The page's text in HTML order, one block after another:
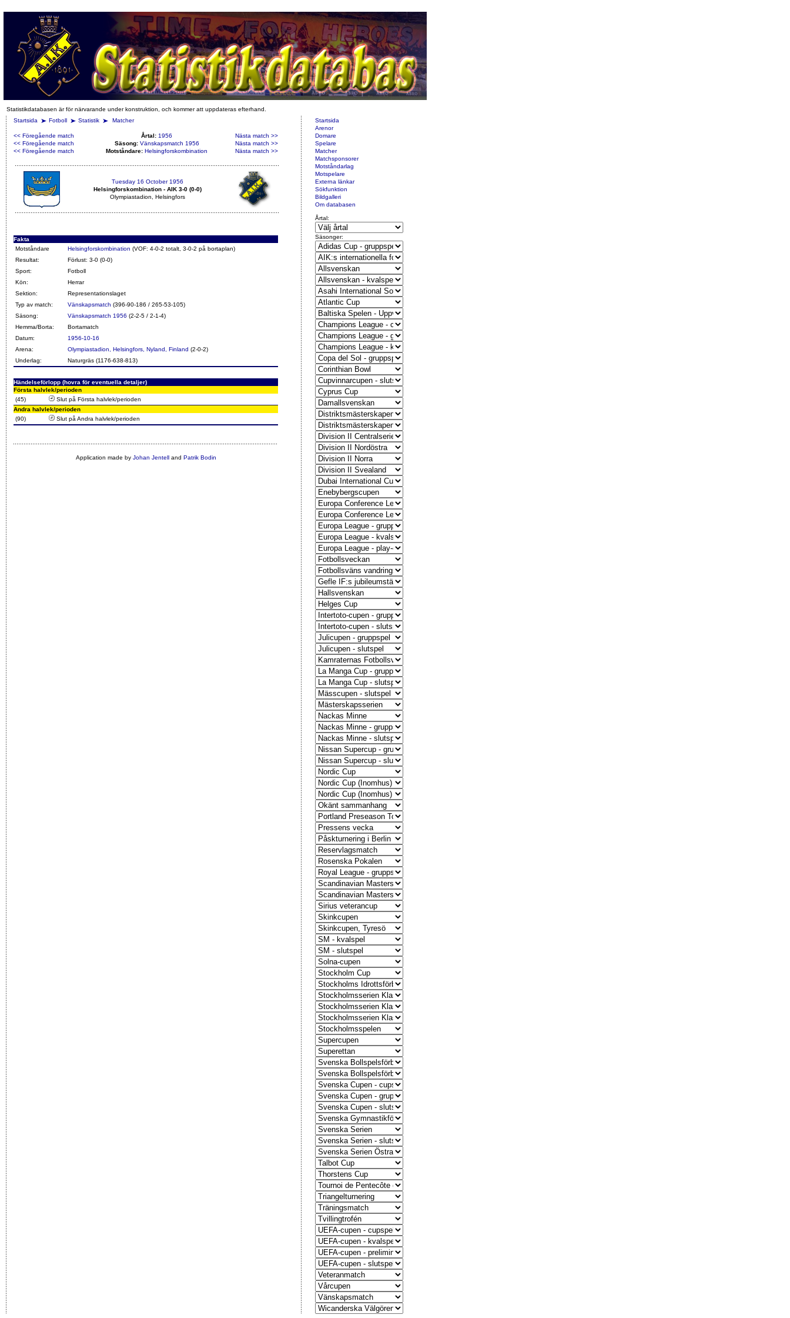
Statistikdatabasen är för närvarande under konstruktion, och kommer att uppdateras efterhand.
Startsida
Fotboll Statistik Matcher
<< Föregående match Årtal: 1956
Nästa match >>
<< Föregående match
Säsong: Vänskapsmatch 1956
Nästa match >>
<< Föregående match
Motståndare: Helsingforskombination Nästa match >>
Tuesday 16 October 1956
Helsingforskombination - AIK 3-0 (0-0)
Olympiastadion, Helsingfors
Fakta
Motståndare
Helsingforskombination (VOF: 4-0-2 totalt, 3-0-2 på bortaplan)
Resultat:
Förlust: 3-0 (0-0)
Sport:
Fotboll
Kön:
Herrar
Sektion:
Representationslaget
Typ av match:
Vänskapsmatch (396-90-186 / 265-53-105)
Säsong:
Vänskapsmatch 1956 (2-2-5 / 2-1-4)
Hemma/Borta:
Bortamatch
Datum:
1956-10-16
Arena:
Olympiastadion, Helsingfors, Nyland, Finland (2-0-2)
Underlag:
Naturgräs (1176-638-813)
Händelseförlopp (hovra för eventuella detaljer)
Första halvlek/perioden
(45)
Slut på Första halvlek/perioden
Andra halvlek/perioden
(90)
Slut på Andra halvlek/perioden
Application made by Johan Jentelland Patrik Bodin
Startsida
Arenor
Domare
Spelare
Matcher
Matchsponsorer
Motståndarlag
Motspelare
Externa länkar
Sökfunktion
Bildgalleri
Om databasen
Årtal:
Säsonger: